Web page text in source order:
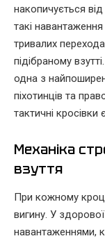
накопичується
такі
тривалих
підібраному
одна з
піхотинців та
тактичні
Механіка
взуття
При кожному
вигину. У
навантаженнями,